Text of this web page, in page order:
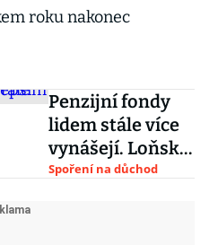
roku nakonec
Penzijní fondy
lidem stále více
vynášejí. Loňské
výsledky patřily
Spoření na důchod